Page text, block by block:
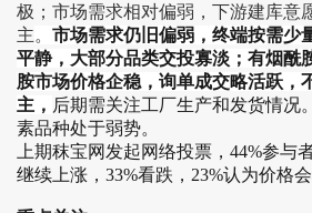
极；市场需求相对偏弱，下游建库意
主。 市场需求仍旧偏弱，终端按需少
平静，大部分品类交投寡淡；有烟酰
胺市场价格企稳，询单成交略活跃，
主， 后期需关注工厂生产和发货情况
素品种处于弱势。
上期秣宝网发起网络投票，44%参与
继续上涨，33%看跌，23%认为价格